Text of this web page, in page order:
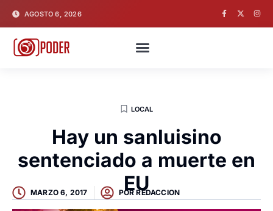
AGOSTO 6, 2026
LOCAL
Hay un sanluisino
sentenciado a muerte en
EU
MARZO 6, 2017 PORREDACCION